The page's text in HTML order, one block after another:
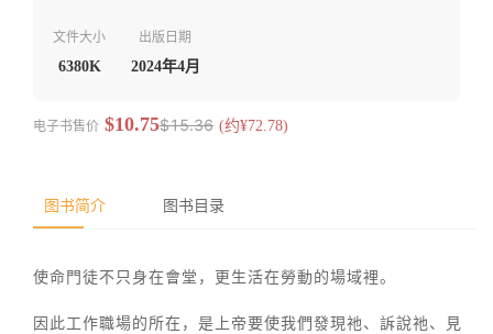
文件大小
6380K
出版日期
2024年4月
电子书售价 $10.75$15.36 (约¥72.78)
图书简介 图书目录
使命門徒不只身在會堂，更生活在勞動的場域裡。
因此工作職場的所在，是上帝要使我們發現祂、訴說祂、見